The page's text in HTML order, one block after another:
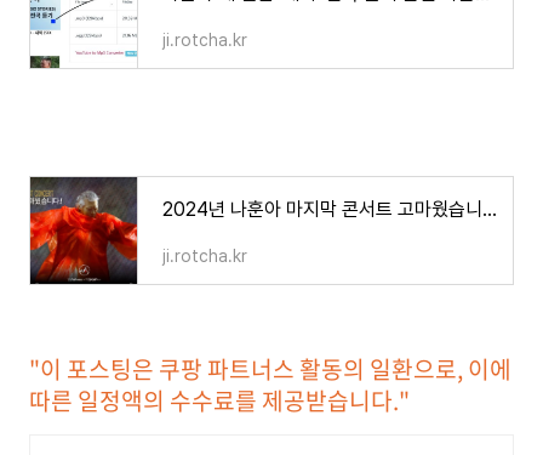
ji.rotcha.kr
2024년 나훈아 마지막 콘서트 고마웠습니다 공연 날짜와 티켓 오픈 일정
ji.rotcha.kr
"이 포스팅은 쿠팡 파트너스 활동의 일환으로, 이에
따른 일정액의 수수료를 제공받습니다."